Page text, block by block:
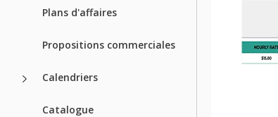
Plans d'affaires
Propositions commerciales
Calendriers
Catalogue